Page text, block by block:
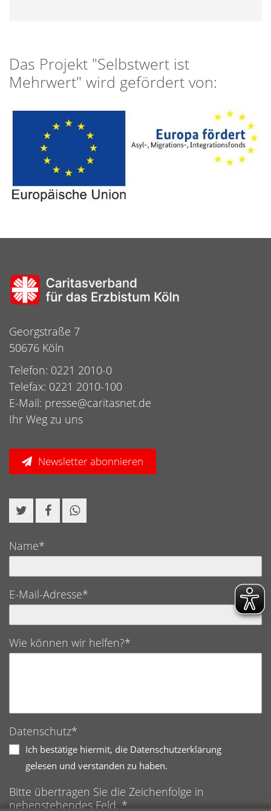
Das Projekt "Selbstwert ist
Mehrwert" wird gefördert von:
Georgstraße 7
50676 Köln
Telefon: 0221 2010-0
Telefax: 0221 2010-100
E-Mail: presse@caritasnet.de
Ihr Weg zu uns
Newsletter abonnieren
Name*
E-Mail-Adresse*
Wie können wir helfen?*
Datenschutz*
Ich bestätige hiermit, die Datenschutzerklärung
gelesen und verstanden zu haben.
Bitte übertragen Sie die Zeichenfolge in
nebenstehendes Feld. *